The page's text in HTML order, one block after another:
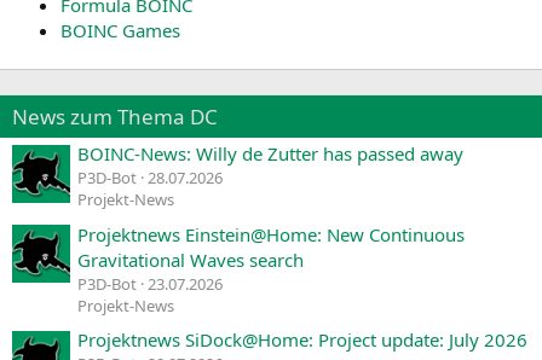
Formula BOINC
BOINC Games
News zum Thema DC
BOINC-News: Willy de Zutter has passed away
P3D-Bot 28.07.2026
Projekt-News
Projektnews Einstein@Home: New Continuous
Gravitational Waves search
P3D-Bot 23.07.2026
Projekt-News
Projektnews SiDock@Home: Project update: July 2026